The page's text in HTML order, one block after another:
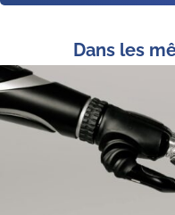
Dans les